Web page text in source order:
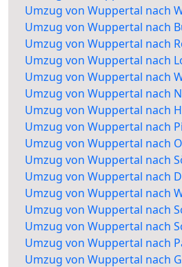
Umzug von Wuppertal nach
Umzug von Wuppertal nach
Umzug von Wuppertal nach
Umzug von Wuppertal nach
Umzug von Wuppertal nach
Umzug von Wuppertal nach
Umzug von Wuppertal nach
Umzug von Wuppertal nach
Umzug von Wuppertal nach
Umzug von Wuppertal nach
Umzug von Wuppertal nach
Umzug von Wuppertal nach
Umzug von Wuppertal nach
Umzug von Wuppertal nach
Umzug von Wuppertal nach
Umzug von Wuppertal nach